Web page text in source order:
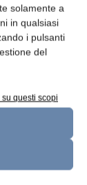
solamente a
in qualsiasi
i pulsanti
del
questi scopi
turbative
nel
il